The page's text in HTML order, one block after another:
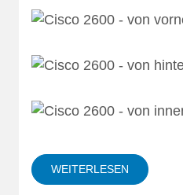
WEITERLESEN